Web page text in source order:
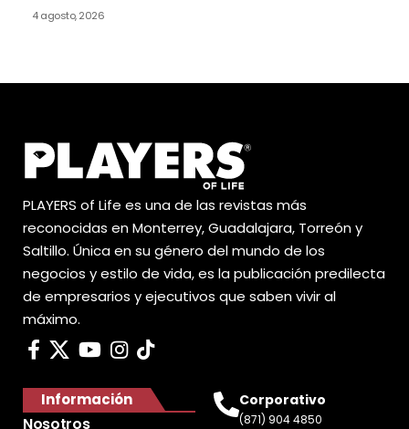
4 agosto, 2026
PLAYERS of Life es una de las revistas más
reconocidas en Monterrey, Guadalajara, Torreón y
Saltillo. Única en su género del mundo de los
negocios y estilo de vida, es la publicación predilecta
de empresarios y ejecutivos que saben vivir al
máximo.
Información
Nosotros
Corporativo
(871) 904 4850